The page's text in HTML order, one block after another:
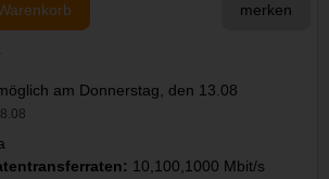
merken
am Donnerstag, den 13.08
10,100,1000 Mbit/s